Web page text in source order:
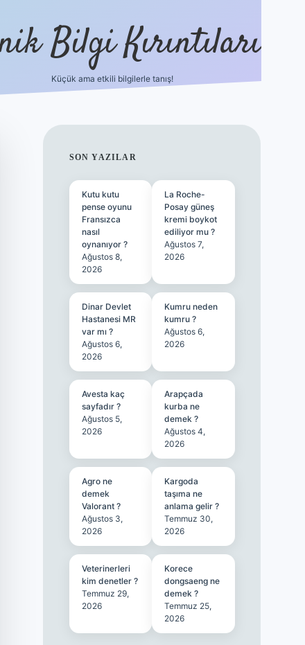
Bilgi Kırıntıları
Küçük ama etkili bilgilerle tanış!
SIDEBAR
SON YAZILAR
Kutu kutu
pense oyunu
Fransızca
nasıl
oynanıyor ?
Ağustos 8,
2026
La Roche-
Posay güneş
kremi boykot
ediliyor mu ?
Ağustos 7,
2026
Dinar Devlet
Hastanesi MR
var mı ?
Ağustos 6,
2026
Kumru neden
kumru ?
Ağustos 6,
2026
Avesta kaç
sayfadır ?
Ağustos 5,
2026
Arapçada
kurba ne
demek ?
Ağustos 4,
2026
Agro ne
demek
Valorant ?
Ağustos 3,
2026
Kargoda
taşıma ne
anlama gelir ?
Temmuz 30,
2026
Veterinerleri
kim denetler ?
Temmuz 29,
2026
Korece
dongsaeng ne
demek ?
Temmuz 25,
2026
ilbet